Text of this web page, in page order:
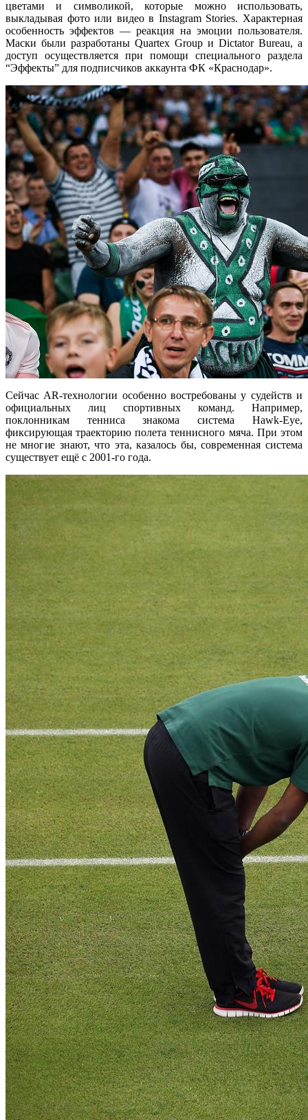
цветами и символикой, которые можно использовать,
выкладывая фото или видео в Instagram Stories. Характерная
особенность эффектов — реакция на эмоции пользователя.
Маски были разработаны Quartex Group и Dictator Bureau, а
доступ осуществляется при помощи специального раздела
“Эффекты” для подписчиков аккаунта ФК «Краснодар».
Сейчас AR-технологии особенно востребованы у судейств и
официальных лиц спортивных команд. Например,
поклонникам тенниса знакома система Hawk-Eye,
фиксирующая траекторию полета теннисного мяча. При этом
не многие знают, что эта, казалось бы, современная система
существует ещё с 2001-го года.